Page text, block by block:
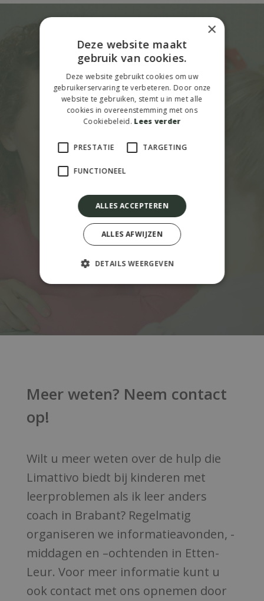
Persoonlijke
hypnotherapie,
afgestemd op jouw
verhaal.
Neem contact op
Bel ons direct
Meer weten? Neem contact
op!
Wilt u meer weten over de hulp die
Limattivo biedt bij kinderen met
leerproblemen als ik leer anders
coach in Brabant? Regelmatig
organiseren we informatieavonden, -
middagen en –ochtenden in Etten-
Leur. Voor meer informatie kunt u
ook contact met ons opnemen door
×
Deze website maakt
gebruik van cookies.
Deze website gebruikt cookies om uw
gebruikerservaring te verbeteren. Door onze
website te gebruiken, stemt u in met alle
cookies in overeenstemming met ons
Cookiebeleid. Lees verder
PRESTATIE TARGETING
FUNCTIONEEL
ALLES ACCEPTEREN
ALLES AFWIJZEN
DETAILS WEERGEVEN